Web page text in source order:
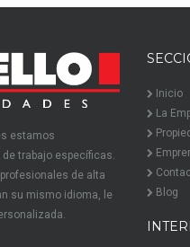
estamos
trabajo específicas.
de alta
su mismo idioma, le
Inicio
La
Blog